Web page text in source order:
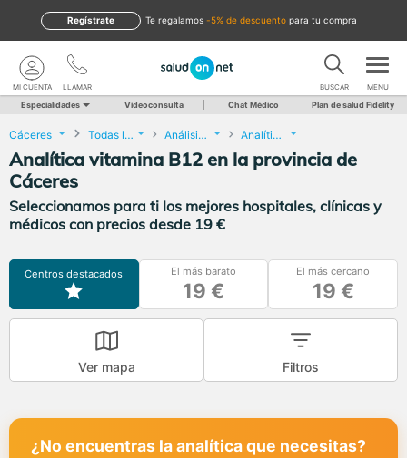
te regalamos -5% de descuento para tu compra
Regístrate
LLAMAR
MI CUENTA BUSCAR MENU
Especialidades Videoconsulta Chat Médico Plan de salud Fidelity
Cáceres Todas las localidades Análisis Clínicos Analítica vitamina B12
Analítica vitamina B12 en la provincia de
Cáceres
Seleccionamos para ti los mejores hospitales, clínicas y
médicos con precios desde 19 €
Centros destacados El más barato
19 €
El más cercano
19 €
Ver mapa Filtros
¿No encuentras la analítica que necesitas?